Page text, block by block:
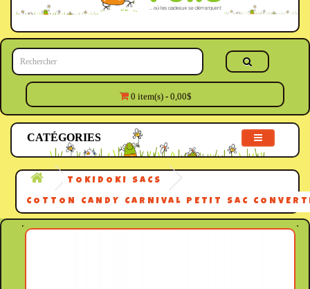
0 item(s) - 0,00$
CATÉGORIES
TOKIDOKI SACS
COTTON CANDY CARNIVAL PETIT SAC